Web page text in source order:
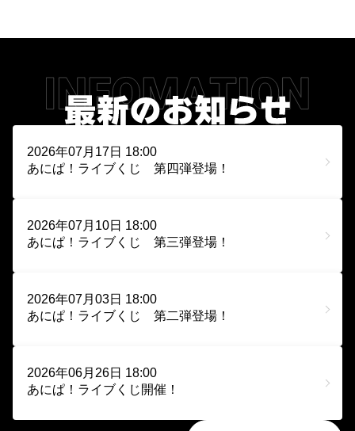
2026年07月17日 18:00
あにぱ！ライブくじ 第四弾登場！
2026年07月10日 18:00
あにぱ！ライブくじ 第三弾登場！
2026年07月03日 18:00
あにぱ！ライブくじ 第二弾登場！
2026年06月26日 18:00
あにぱ！ライブくじ開催！